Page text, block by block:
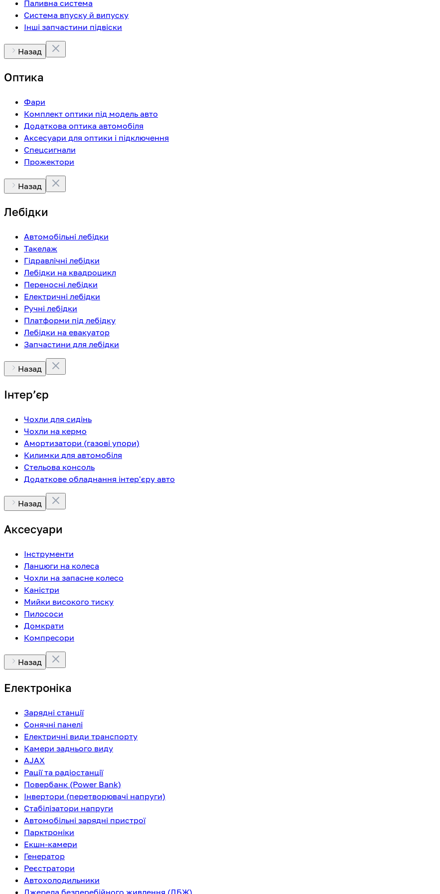
Паливна система
Система впуску й випуску
Інші запчастини підвіски
Назад
Оптика
Фари
Комплект оптики під модель авто
Додаткова оптика автомобіля
Аксесуари для оптики і підключення
Спецсигнали
Прожектори
Назад
Лебідки
Автомобільні лебідки
Такелаж
Гідравлічні лебідки
Лебідки на квадроцикл
Переносні лебідки
Електричні лебідки
Ручні лебідки
Платформи під лебідку
Лебідки на евакуатор
Запчастини для лебідки
Назад
Інтерʼєр
Чохли для сидінь
Чохли на кермо
Амортизатори (газові упори)
Килимки для автомобіля
Стельова консоль
Додаткове обладнання інтер'єру авто
Назад
Аксесуари
Інструменти
Ланцюги на колеса
Чохли на запасне колесо
Каністри
Мийки високого тиску
Пилососи
Домкрати
Компресори
Назад
Електроніка
Зарядні станції
Сонячні панелі
Електричні види транспорту
Камери заднього виду
AJAX
Рації та радіостанції
Повербанк (Power Bank)
Інвертори (перетворювачі напруги)
Стабілізатори напруги
Автомобільні зарядні пристрої
Парктроніки
Екшн-камери
Генератор
Реєстратори
Автохолодильники
Джерела безперебійного живлення (ДБЖ)